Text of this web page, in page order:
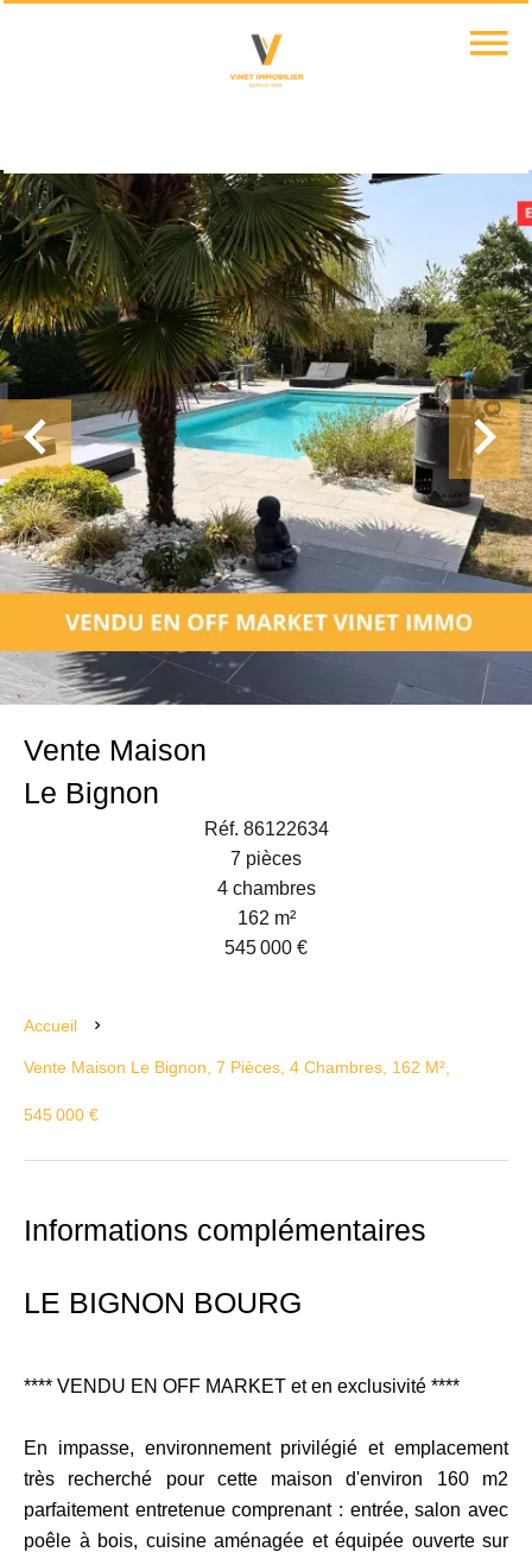
Vente Maison
Le Bignon
Réf. 86122634
7 pièces
4 chambres
162 m²
545 000 €
Accueil
Vente Maison Le Bignon, 7 Pièces, 4 Chambres, 162 M²,
545 000 €
Informations complémentaires
LE BIGNON BOURG
**** VENDU EN OFF MARKET et en exclusivité ****
En impasse, environnement privilégié et emplacement
très recherché pour cette maison d'environ 160 m2
parfaitement entretenue comprenant : entrée, salon avec
poêle à bois, cuisine aménagée et équipée ouverte sur